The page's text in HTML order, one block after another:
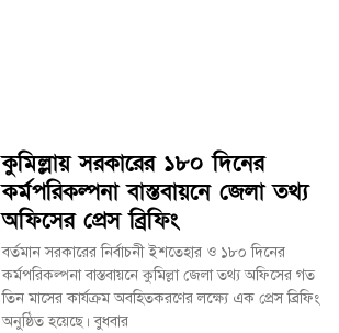
কুমিল্লায় সরকারের ১৮০ দিনের
কর্মপরিকল্পনা বাস্তবায়নে জেলা তথ্য
অফিসের প্রেস ব্রিফিং
বর্তমান সরকারের নির্বাচনী ইশতেহার ও ১৮০ দিনের
কর্মপরিকল্পনা বাস্তবায়নে কুমিল্লা জেলা তথ্য অফিসের গত
তিন মাসের কার্যক্রম অবহিতকরণের লক্ষ্যে এক প্রেস ব্রিফিং
অনুষ্ঠিত হয়েছে। বুধবার